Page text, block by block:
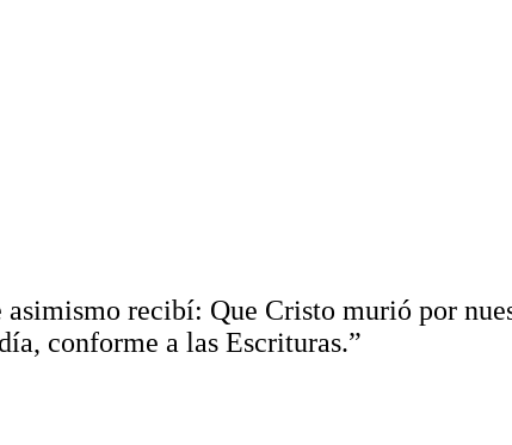
recibí: Que Cristo murió por
conforme a las Escrituras.”